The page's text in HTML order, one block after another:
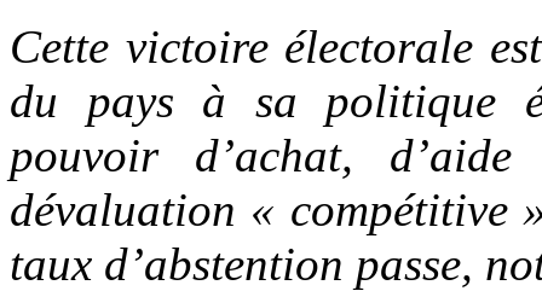
Cette victoire électorale
du pays à sa politique
pouvoir d’achat,
dévaluation « compétitive
taux d’abstention passe,